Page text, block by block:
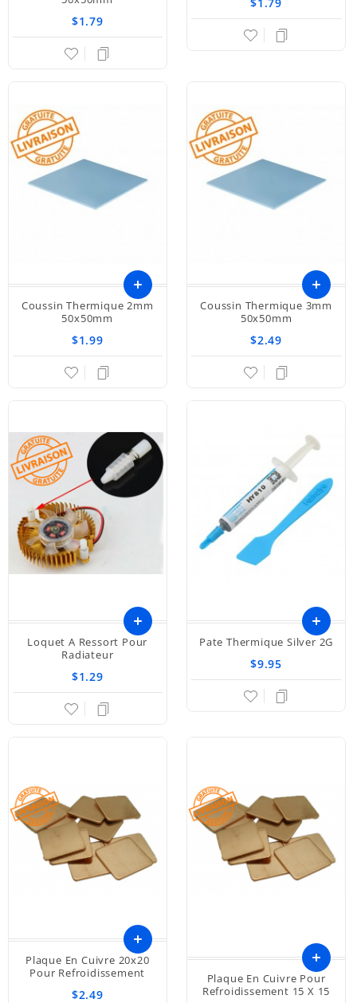
$1.79
Coussin Thermique 2mm
50x50mm
$1.99
Ajouter
Coussin Thermique 3mm
50x50mm
$2.49
Ajouter
Loquet A Ressort Pour
Radiateur
$1.29
Pate Thermique Silver 2G
$9.95
Plaque En Cuivre 20x20
Pour Refroidissement
$2.49
Ajouter
Plaque En Cuivre Pour
Refroidissement 15 X 15